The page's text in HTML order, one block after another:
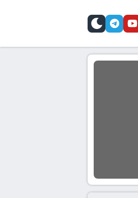
youtube
telegram
skin